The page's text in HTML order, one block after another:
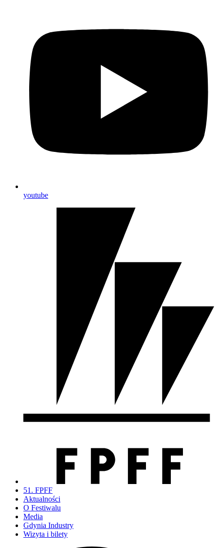
youtube
51. FPFF
Aktualności
O Festiwalu
Media
Gdynia Industry
Wizyta i bilety